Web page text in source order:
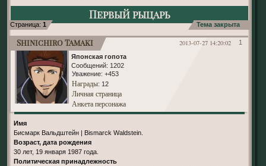
Первый рыцарь
Страница: 1 Тема закрыта
1
2013-07-27 14:20:02
Shinichiro Tamaki
Японская гопота
Сообщений: 1202
Уважение: +453
Награды: 12
Личная страница
Анкета персонажа
Имя
Бисмарк Вальдштейн | Bismarck Waldstein.
Возраст, дата рождения
30 лет, 19 января 1987 года.
Политическая принадлежность